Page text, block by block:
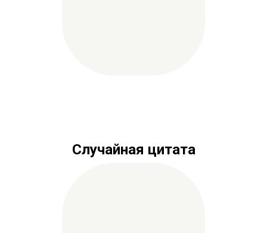
Случайная цитата